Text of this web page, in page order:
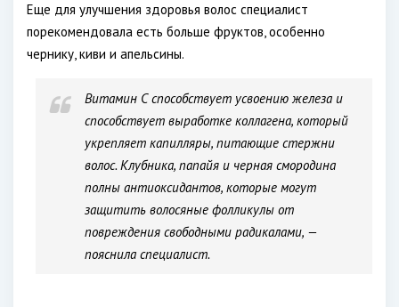
Еще для улучшения здоровья волос специалист
порекомендовала есть больше фруктов, особенно
чернику, киви и апельсины.
Витамин С способствует усвоению железа и
способствует выработке коллагена, который
укрепляет капилляры, питающие стержни
волос. Клубника, папайя и черная смородина
полны антиоксидантов, которые могут
защитить волосяные фолликулы от
повреждения свободными радикалами, —
пояснила специалист.